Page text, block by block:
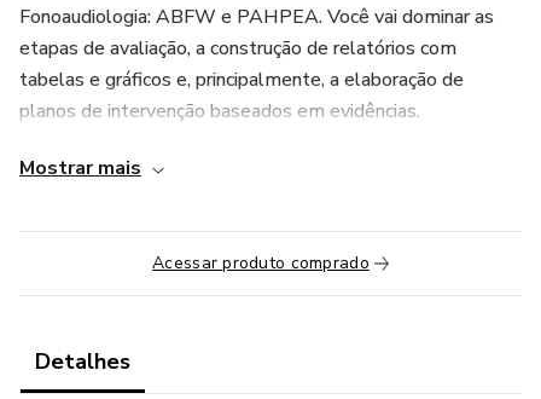
Fonoaudiologia: ABFW e PAHPEA. Você vai dominar as
etapas de avaliação, a construção de relatórios com
tabelas e gráficos e, principalmente, a elaboração de
planos de intervenção baseados em evidências.
✅ O que você vai aprender?
• Fundamentos históricos da Pragmática e sua importância
• Desenvolvimento infantil e pragmática
Mostrar mais
Acessar produto comprado
Detalhes